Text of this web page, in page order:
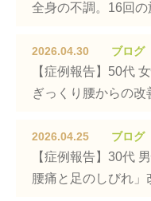
全身の不調。16回の
2026.04.30 ブログ
【症例報告】50代
ぎっくり腰からの改
2026.04.25 ブログ
【症例報告】30代
腰痛と足のしびれ」